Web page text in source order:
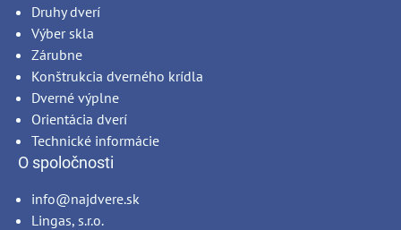
Druhy dverí
Výber skla
Zárubne
Konštrukcia dverného krídla
Dverné výplne
Orientácia dverí
Technické informácie
O spoločnosti
info@najdvere.sk
Lingas, s.r.o.